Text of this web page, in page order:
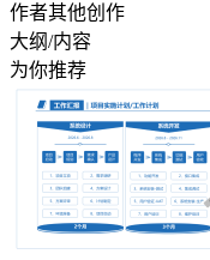
作者其他创作
大纲/内容
为你推荐